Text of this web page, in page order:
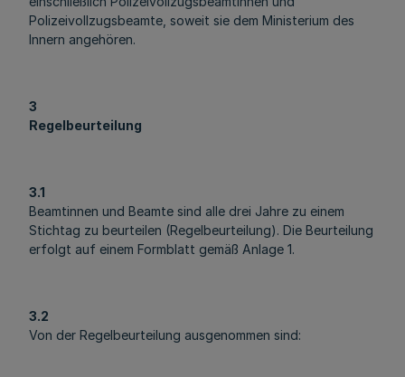
Polizeivollzugsbeamte, soweit sie dem Ministerium des
Innern angehören.
3
Regelbeurteilung
3.1
Beamtinnen und Beamte sind alle drei Jahre zu einem
Stichtag zu beurteilen (Regelbeurteilung). Die Beurteilung
erfolgt auf einem Formblatt gemäß Anlage 1.
3.2
Von der Regelbeurteilung ausgenommen sind: